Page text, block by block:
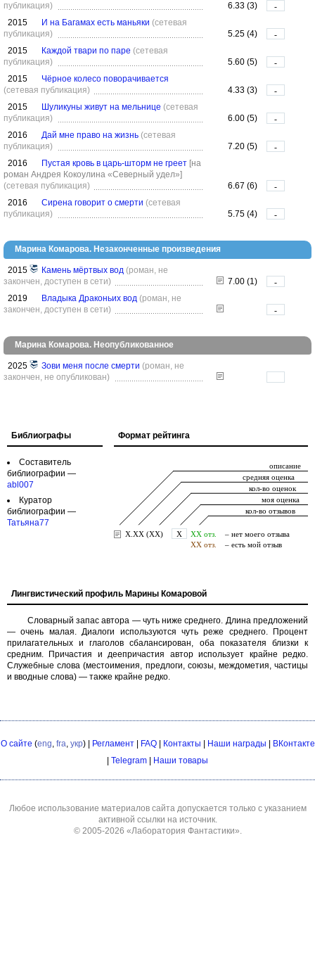
публикация)
6.33 (3)
-
2015
И на Багамах есть маньяки (сетевая
публикация)
5.25 (4)
-
2015
Каждой твари по паре (сетевая
публикация)
5.60 (5)
-
2015
Чёрное колесо поворачивается
(сетевая публикация)
4.33 (3)
-
2015
Шуликуны живут на мельнице (сетевая
публикация)
6.00 (5)
-
2016
Дай мне право на жизнь (сетевая
публикация)
7.20 (5)
-
2016
Пустая кровь в царь-шторм не греет [на
роман Андрея Кокоулина «Северный удел»]
(сетевая публикация)
6.67 (6)
-
2016
Сирена говорит о смерти (сетевая
публикация)
5.75 (4) -
Марина Комарова. Незаконченные произведения
2015 Камень мёртвых вод (роман, не
закончен, доступен в сети)
7.00 (1)
-
2019
Владыка Драконьих вод (роман, не
закончен, доступен в сети)
-
Марина Комарова. Неопубликованное
2025 Зови меня после смерти (роман, не
закончен, не опубликован)
Формат рейтинга
Библиографы
Составитель
библиографии —
abl007
Куратор
библиографии —
Татьяна77
Лингвистический профиль Марины Комаровой
Словарный запас автора — чуть ниже среднего. Длина предложений
— очень малая. Диалоги используются чуть реже среднего. Процент
прилагательных и глаголов сбалансирован, оба показателя близки к
средним. Причастия и деепричастия автор использует крайне редко.
Служебные слова (местоимения, предлоги, союзы, междометия, частицы
и вводные слова) — также крайне редко.
О сайте (eng, fra, укр) | Регламент| FAQ| Контакты Наши награды
ВКонтакте
Telegram Наши товары
Любое использование материалов сайта допускается только с указанием
активной ссылки на источник.
© 2005-2026 «Лаборатория Фантастики».